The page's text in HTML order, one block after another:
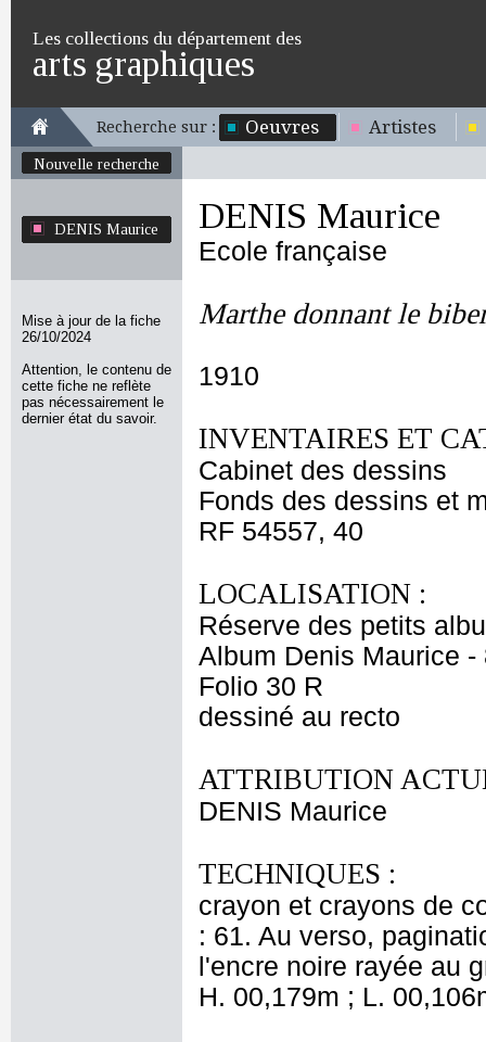
Les collections du département des
arts graphiques
Recherche sur : Oeuvres Artistes
Nouvelle recherche
DENIS Maurice
Mise à jour de la fiche
26/10/2024
Attention, le contenu de
cette fiche ne reflète
pas nécessairement le
dernier état du savoir.
DENIS Maurice
Ecole française
Marthe donnant le
1910
INVENTAIRES ET
Cabinet des dessins
Fonds des dessins et
RF 54557, 40
LOCALISATION :
Réserve des petits
Album Denis Maurice -
Folio 30 R
dessiné au recto
ATTRIBUTION
DENIS Maurice
TECHNIQUES :
crayon et crayons de
: 61. Au verso,
l'encre noire rayée au
H. 00,179m ; L.